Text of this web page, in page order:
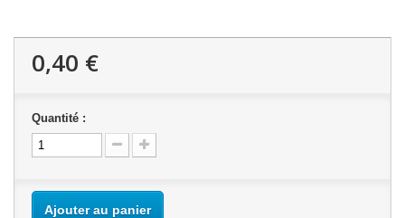
0,40 €
Quantité :
Ajouter au panier